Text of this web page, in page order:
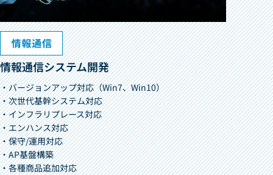
情報通信システム開発
・バージョンアップ対応（Win7、Win10）
・次世代基幹システム対応
・インフラリプレース対応
・エンハンス対応
・保守/運用対応
・AP基盤構築
・各種商品追加対応